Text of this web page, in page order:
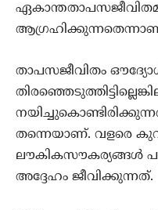
താപസജീവിതം
തന്നെയാണ്. വളരെ
ലൗകികസൗകര്യങ്ങള്‍
അദ്ദേഹം ജീവിക്കുന്നത്.